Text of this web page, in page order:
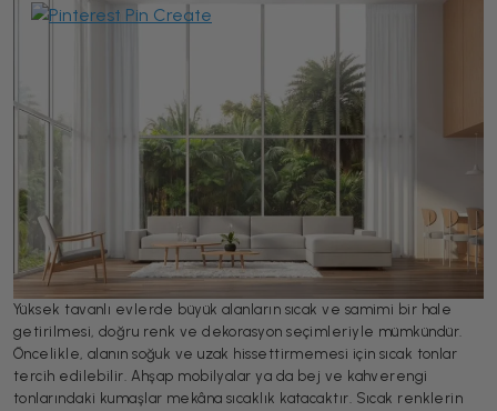
Yüksek tavanlı evlerde büyük alanların sıcak ve samimi bir hale
getirilmesi, doğru renk ve dekorasyon seçimleriyle mümkündür.
Öncelikle, alanın soğuk ve uzak hissettirmemesi için sıcak tonlar
tercih edilebilir. Ahşap mobilyalar ya da bej ve kahverengi
tonlarındaki kumaşlar mekâna sıcaklık katacaktır. Sıcak renklerin